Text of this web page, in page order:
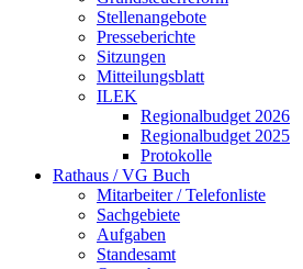
Stellenangebote
Presseberichte
Sitzungen
Mitteilungsblatt
ILEK
Regionalbudget 2026
Regionalbudget 2025
Protokolle
Rathaus / VG Buch
Mitarbeiter / Telefonliste
Sachgebiete
Aufgaben
Standesamt